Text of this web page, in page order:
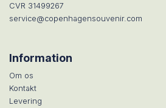
CVR 31499267
service@copenhagensouvenir.com
Information
Om os
Kontakt
Levering